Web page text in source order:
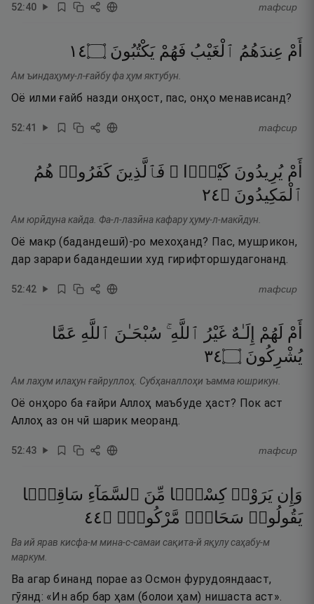
52:40 тафсир
أَمْ عِندَهُمُ ٱلْغَيْبُ فَهُمْ يَكْتُبُونَ ۝٤١
Ам ъиндаҳуму-л-ғайбу фа ҳум яктубун.
Оё илми ғайб назди онҳост, пас, онҳо менависанд?
52:41 тафсир
أَمْ يُرِيدُونَ كَيْدًۭا ۖ فَٱلَّذِينَ كَفَرُوا۟ هُمُ
ٱلْمَكِيدُونَ ۝٤٢
Ам юрӣдуна кайда. Фа-л-лазӣна кафару ҳуму-л-макӣдун.
Оё макр (бадандешӣ)-ро мехоҳанд? Пас, мушрикон,
дар зарари бадандешии худ гирифторшудагонанд.
52:42 тафсир
أَمْ لَهُمْ إِلَـٰهٌ غَيْرُ ٱللَّهِ ۚ سُبْحَـٰنَ ٱللَّهِ عَمَّا
يُشْرِكُونَ ۝٤٣
Ам лаҳум илаҳун ғайруллоҳ. Субҳаналлоҳи ъамма юшрикун.
Оё онҳоро ба ғайри Аллоҳ маъбуде ҳаст? Пок аст
Аллоҳ аз он чӣ шарик меоранд.
52:43 тафсир
وَإِن يَرَوْا۟ كِسْفًۭا مِّنَ ٱلسَّمَآءِ سَاقِطًۭا
يَقُولُوا۟ سَحَابٌۭ مَّرْكُومٌۭ ۝٤٤
Ва ий ярав кисфа-м мина-с-самаи сақита-й яқулу саҳабу-м
маркум.
Ва агар бинанд порае аз Осмон фурудояндааст,
гӯянд: «Ин абр бар ҳам (болои ҳам) нишаста аст».